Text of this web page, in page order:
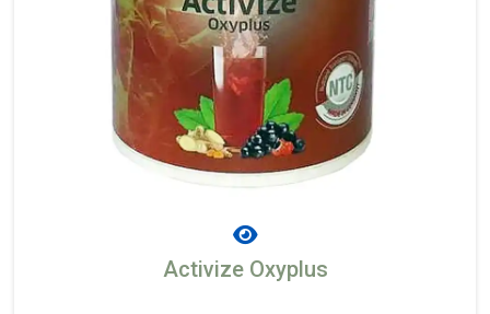
Activize Oxyplus